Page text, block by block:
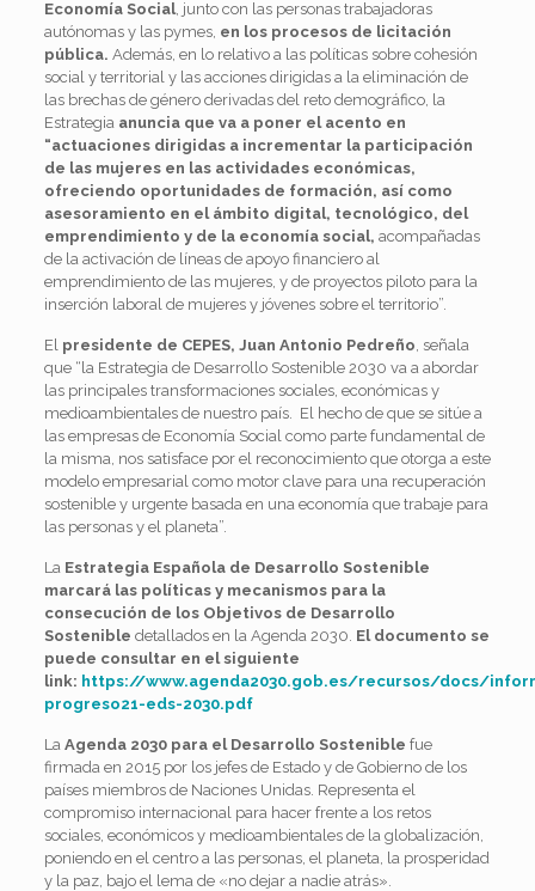
Economía Social, junto con las personas trabajadoras
autónomas y las pymes, en los procesos de licitación
pública. Además, en lo relativo a las políticas sobre cohesión
social y territorial y las acciones dirigidas a la eliminación de
las brechas de género derivadas del reto demográfico, la
Estrategia anuncia que va a poner el acento en
“actuaciones dirigidas a incrementar la participación
de las mujeres en las actividades económicas,
ofreciendo oportunidades de formación, así como
asesoramiento en el ámbito digital, tecnológico, del
emprendimiento y de la economía social, acompañadas
de la activación de líneas de apoyo financiero al
emprendimiento de las mujeres, y de proyectos piloto para la
inserción laboral de mujeres y jóvenes sobre el territorio”.
El presidente de CEPES, Juan Antonio Pedreño , señala
que “la Estrategia de Desarrollo Sostenible 2030 va a abordar
las principales transformaciones sociales, económicas y
medioambientales de nuestro país. El hecho de que se sitúe a
las empresas de Economía Social como parte fundamental de
la misma, nos satisface por el reconocimiento que otorga a este
modelo empresarial como motor clave para una recuperación
sostenible y urgente basada en una economía que trabaje para
las personas y el planeta”.
La Estrategia Española de Desarrollo Sostenible
marcará las políticas y mecanismos para la
consecución de los Objetivos de Desarrollo
Sostenible detallados en la Agenda 2030. El documento se
puede consultar en el siguiente
link: https://www.agenda2030.gob.es/recursos/docs/
progreso21-eds-2030.pdf
La Agenda 2030 para el Desarrollo Sostenible fue
firmada en 2015 por los jefes de Estado y de Gobierno de los
países miembros de Naciones Unidas. Representa el
compromiso internacional para hacer frente a los retos
sociales, económicos y medioambientales de la globalización,
poniendo en el centro a las personas, el planeta, la prosperidad
y la paz, bajo el lema de «no dejar a nadie atrás».